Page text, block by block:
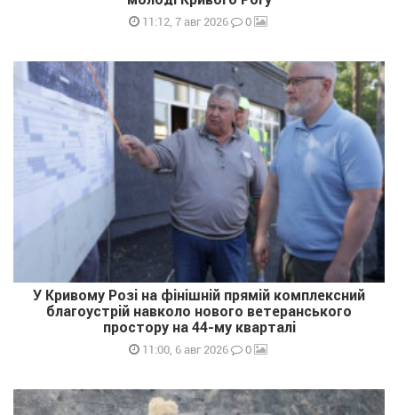
11:12, 7 авг 2026 0
У Кривому Розі на фінішній прямій комплексний
благоустрій навколо нового ветеранського
простору на 44-му кварталі
11:00, 6 авг 2026 0